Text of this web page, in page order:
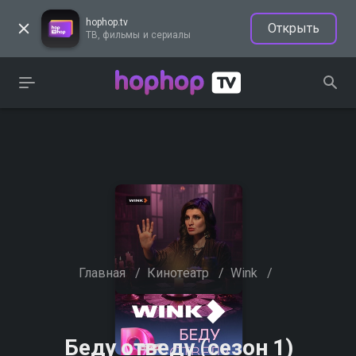
hophop.tv
ТВ, фильмы и сериалы
Открыть
Главная / Кинотеатр / Wink /
Беду отведу (сезон 1)